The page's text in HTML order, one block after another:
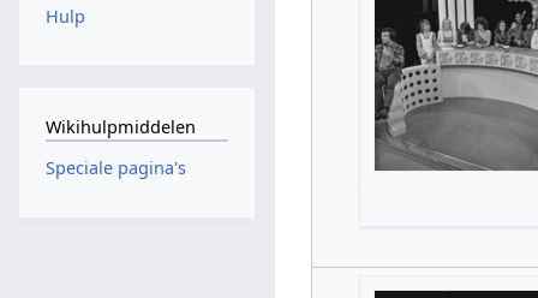
Hulp
Wikihulpmiddelen
Speciale pagina's